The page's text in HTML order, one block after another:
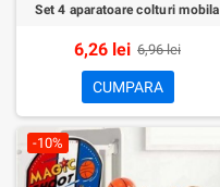
Set 4 aparatoare colturi mobila
6,26 lei 6,96 lei
CUMPARA
-10%